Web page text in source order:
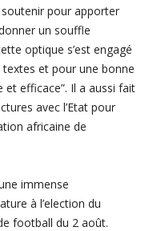
pour apporter
un souffle
optique s’est engagé
et pour une bonne
et efficace”. Il a aussi fait
avec l’Etat pour
africaine de
immense
à l’election du
football du 2 août.